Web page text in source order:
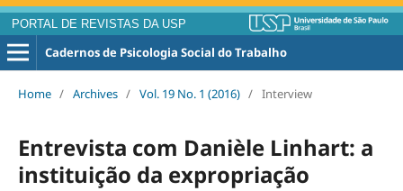
PORTAL DE REVISTAS DA USP
Cadernos de Psicologia Social do Trabalho
Home / Archives / Vol. 19 No. 1 (2016) / Interview
Entrevista com Danièle Linhart: a
instituição da expropriação